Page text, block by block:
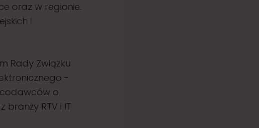
oraz w regionie.
i
Rady Związku
-
o
RTV i IT